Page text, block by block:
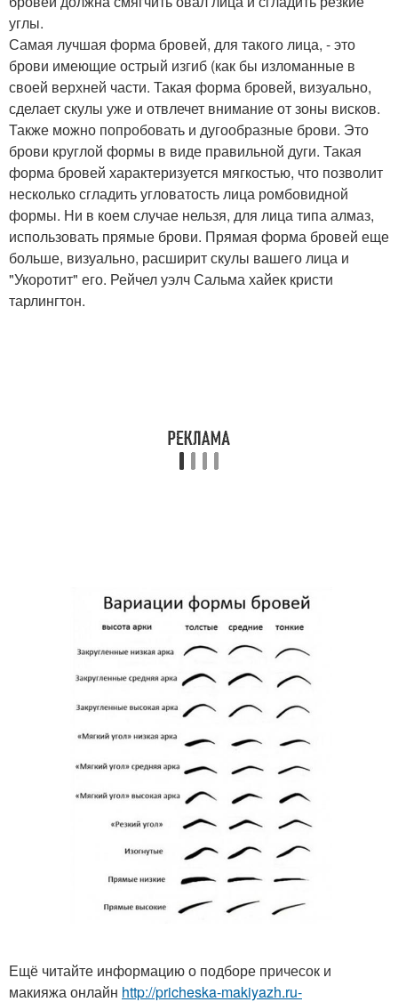
углы.
Самая лучшая форма бровей, для такого лица, - это
брови имеющие острый изгиб (как бы изломанные в
своей верхней части. Такая форма бровей, визуально,
сделает скулы уже и отвлечет внимание от зоны висков.
Также можно попробовать и дугообразные брови. Это
брови круглой формы в виде правильной дуги. Такая
форма бровей характеризуется мягкостью, что позволит
несколько сгладить угловатость лица ромбовидной
формы. Ни в коем случае нельзя, для лица типа алмаз,
использовать прямые брови. Прямая форма бровей еще
больше, визуально, расширит скулы вашего лица и
"Укоротит" его. Рейчел уэлч Сальма хайек кристи
тарлингтон.
Ещё читайте информацию о подборе причесок и
макияжа онлайн http://pricheska-makiyazh.ru-